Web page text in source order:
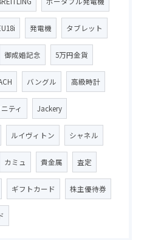
発電機 タブレット
御成婚記念 5万円金貨
バングル 高級時計
ティ Jackery
ルイヴィトン シャネル
カミュ 貴金属 査定
ギフトカード 株主優待券